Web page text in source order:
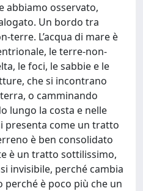
abbiamo osservato,
Un bordo tra
terre. L’acqua di mare è
le terre-non-
le foci, le sabbie e le
che si incontrano
o camminando
lungo la costa e nelle
presenta come un tratto
è ben consolidato
è un tratto sottilissimo,
invisibile, perché cambia
perché è poco più che un